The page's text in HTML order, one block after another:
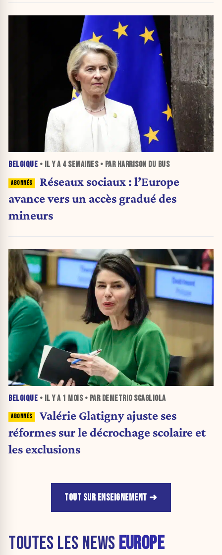
BELGIQUE • IL Y A 4 SEMAINES• PAR HARRISON DU BUS
Réseaux sociaux : l’Europe
avance vers un accès gradué des
mineurs
BELGIQUE • IL Y A 1 MOIS• PAR DEMETRIO SCAGLIOLA
Valérie Glatigny ajuste ses
réformes sur le décrochage scolaire et
les exclusions
TOUT SUR ENSEIGNEMENT
TOUTES LES NEWS EUROPE